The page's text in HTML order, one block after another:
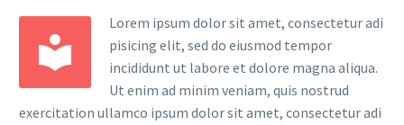
Lorem ipsum dolor sit amet, consectetur adi
pisicing elit, sed do eiusmod tempor
incididunt ut labore et dolore magna aliqua.
Ut enim ad minim veniam, quis nostrud
exercitation ullamco ipsum dolor sit amet, consectetur adi